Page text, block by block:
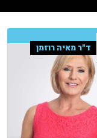
ד"ר מאיה רוזמן